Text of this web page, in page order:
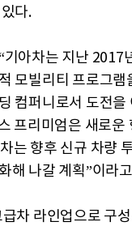
다.
기아차는 지난 2017
모빌리티 프로그램
컴퍼니로서 도전을
프리미엄은 새로운
는 향후 신규 차량
해 나갈 계획”이라
차 라인업으로 구